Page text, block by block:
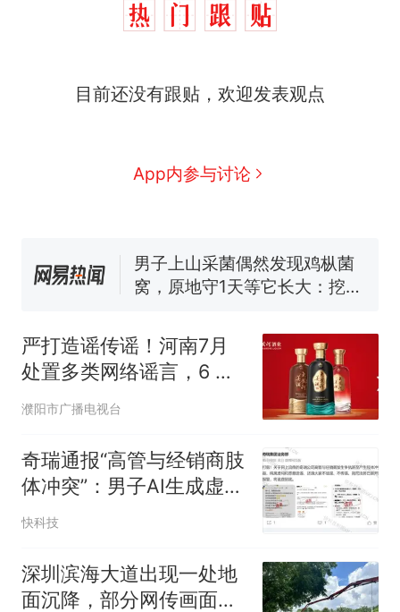
目前还没有跟贴，欢迎发表观点
App内参与讨论
人生
新 制裁瓜子饺子，美国怕什
么？
协会回应
男子上山采菌偶然发现鸡枞菌
窝，原地守1天等它长大：挖了
回大海 目击者直呼震惊 （视频
来源：参考消息）
笔试第一被第二名传话劝弃考
官方通报
那个在床头放菜刀的女孩，
人生
严打造谣传谣！河南7月
处置多类网络谣言，6 起
典型案例公布
濮阳市广播电视台
奇瑞通报“高管与经销商肢
体冲突”：男子AI生成虚假
信息并散布 已被处以行政
快科技
深圳滨海大道出现一处地
面沉降，部分网传画面为